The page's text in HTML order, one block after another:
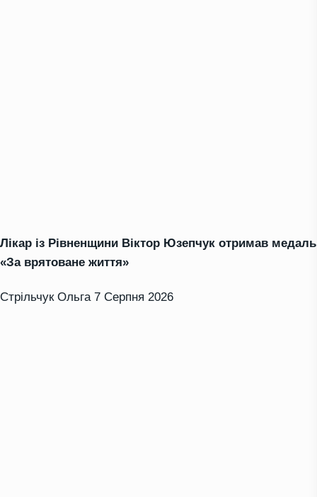
Лікар із Рівненщини Віктор Юзепчук отримав медаль
«За врятоване життя»
Стрільчук Ольга 7 Серпня 2026